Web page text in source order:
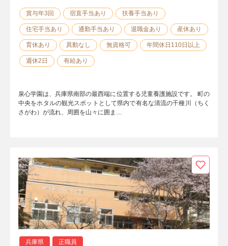
賞与年3回 宿直手当あり 扶養手当あり
住宅手当あり 通勤手当あり 退職金あり 産休あり
育休あり 異動なし 無資格可 年間休日110日以上
週休2日 有給あり
泉心学園は、兵庫県南部の最西端に位置する児童養護施設です。 町の
中央をホタルの観光スポットとして県内で有名な清流の千種川（ちく
さがわ）が流れ、周囲を山々に囲ま…
兵庫県 正職員